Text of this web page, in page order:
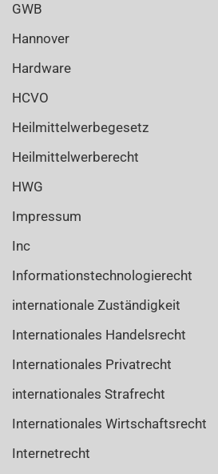
GWB
Hannover
Hardware
HCVO
Heilmittelwerbegesetz
Heilmittelwerberecht
HWG
Impressum
Inc
Informationstechnologierecht
internationale Zuständigkeit
Internationales Handelsrecht
Internationales Privatrecht
internationales Strafrecht
Internationales Wirtschaftsrecht
Internetrecht